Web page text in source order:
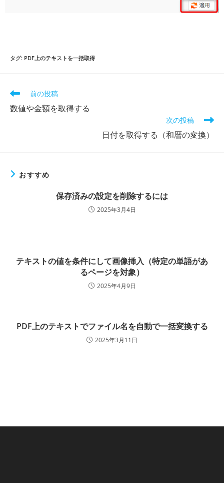
タグ: PDF上のテキストを一括取得
前の投稿
数値や金額を取得する
次の投稿
日付を取得する（和暦の変換）
おすすめ
保存済みの設定を削除するには
2025年3月4日
テキストの値を条件にして画像挿入（特定の単語があ
るページを対象）
2025年4月9日
PDF上のテキストでファイル名を自動で一括変換する
2025年3月11日